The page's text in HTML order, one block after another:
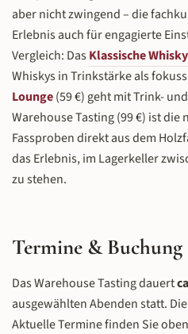
aber nicht zwingend – die
Erlebnis auch für engagierte
Vergleich: DasKlassische
Whiskys in Trinkstärke als
Lounge(59 €) geht mit Trink-
Warehouse Tasting (99 €) ist die
Fassproben direkt aus dem
das Erlebnis, im Lagerkeller
zu stehen.
Termine & Buchung
Das Warehouse Tasting dauert
ausgewählten Abenden statt.
Aktuelle Termine finden Sie